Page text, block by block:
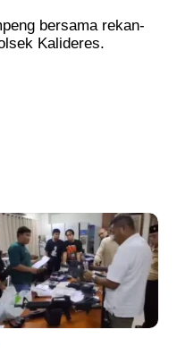
bersama rekan-
Kalideres.